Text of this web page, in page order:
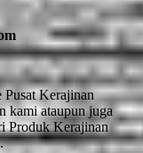
Pusat Kerajinan
kami ataupun juga
Produk Kerajinan